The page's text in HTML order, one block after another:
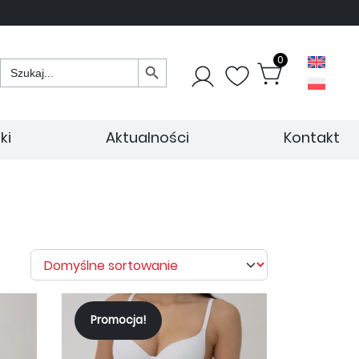
Search
for:
Search Button 0
Aktualności Kontakt
Promocja!